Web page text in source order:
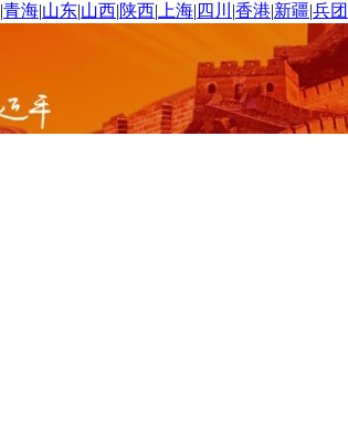
|青海|山东|山西|陕西| 上海| 四川 |香港|新疆|兵团